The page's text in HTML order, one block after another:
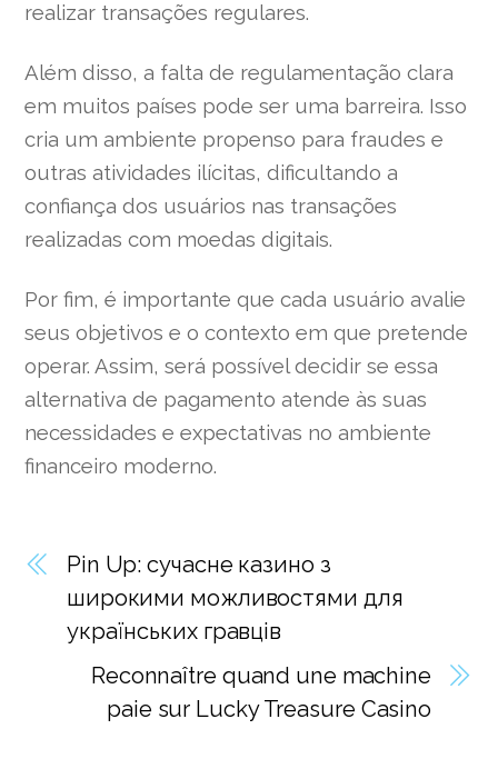
realizar transações regulares.
Além disso, a falta de regulamentação clara
em muitos países pode ser uma barreira. Isso
cria um ambiente propenso para fraudes e
outras atividades ilícitas, dificultando a
confiança dos usuários nas transações
realizadas com moedas digitais.
Por fim, é importante que cada usuário avalie
seus objetivos e o contexto em que pretende
operar. Assim, será possível decidir se essa
alternativa de pagamento atende às suas
necessidades e expectativas no ambiente
financeiro moderno.
Pin Up: сучасне казино з
широкими можливостями для
українських гравців
Reconnaître quand une machine
paie sur Lucky Treasure Casino